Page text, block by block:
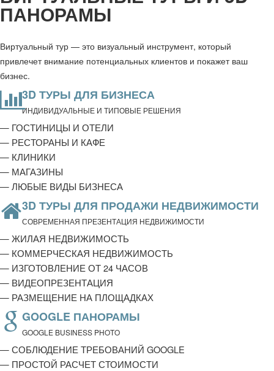
ПАНОРАМЫ
Виртуальный тур — это визуальный инструмент, который
привлечет внимание потенциальных клиентов и покажет ваш
бизнес.
3D ТУРЫ ДЛЯ БИЗНЕСА
ИНДИВИДУАЛЬНЫЕ И ТИПОВЫЕ РЕШЕНИЯ
— ГОСТИНИЦЫ И ОТЕЛИ
— РЕСТОРАНЫ И КАФЕ
— КЛИНИКИ
— МАГАЗИНЫ
— ЛЮБЫЕ ВИДЫ БИЗНЕСА
3D ТУРЫ ДЛЯ ПРОДАЖИ НЕДВИЖИМОСТИ
СОВРЕМЕННАЯ ПРЕЗЕНТАЦИЯ НЕДВИЖИМОСТИ
— ЖИЛАЯ НЕДВИЖИМОСТЬ
— КОММЕРЧЕСКАЯ НЕДВИЖИМОСТЬ
— ИЗГОТОВЛЕНИЕ ОТ 24 ЧАСОВ
— ВИДЕОПРЕЗЕНТАЦИЯ
— РАЗМЕЩЕНИЕ НА ПЛОЩАДКАХ
GOOGLE ПАНОРАМЫ
GOOGLE BUSINESS PHOTO
— СОБЛЮДЕНИЕ ТРЕБОВАНИЙ GOOGLE
— ПРОСТОЙ РАСЧЕТ СТОИМОСТИ